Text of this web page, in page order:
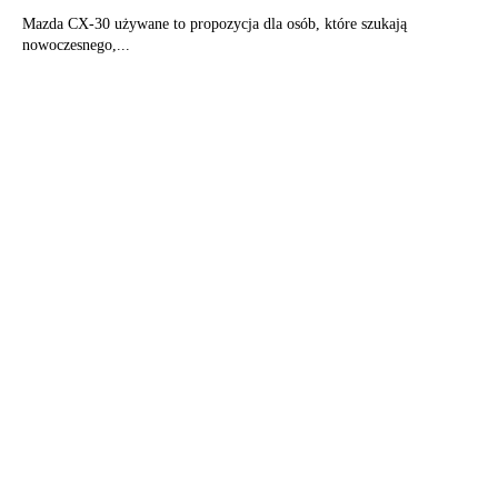
Mazda CX-30 używane to propozycja dla osób, które szukają
nowoczesnego,...